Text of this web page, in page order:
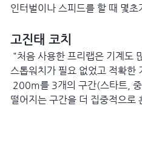
인터벌이나 스피드를 할 때 몇
고진태 코치
"처음 사용한 프리랩은 기계도
스톱워치가 필요 없었고 적확한
200m를 3개의 구간(스타트,
떨어지는 구간을 더 집중적으로